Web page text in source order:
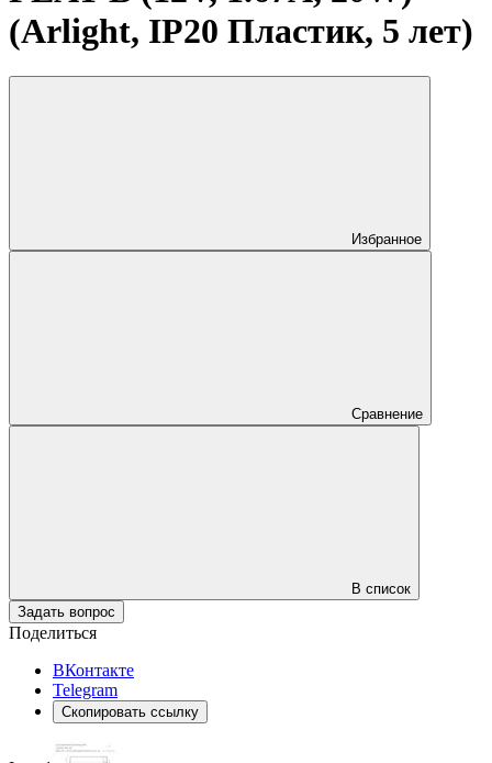
(Arlight, IP20 Пластик, 5 лет)
Избранное
Сравнение
В список
Задать вопрос
Поделиться
ВКонтакте
Telegram
Скопировать ссылку